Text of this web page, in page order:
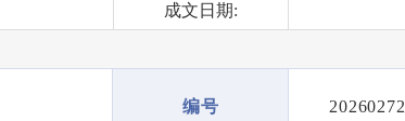
成文日期:
编号 20260272